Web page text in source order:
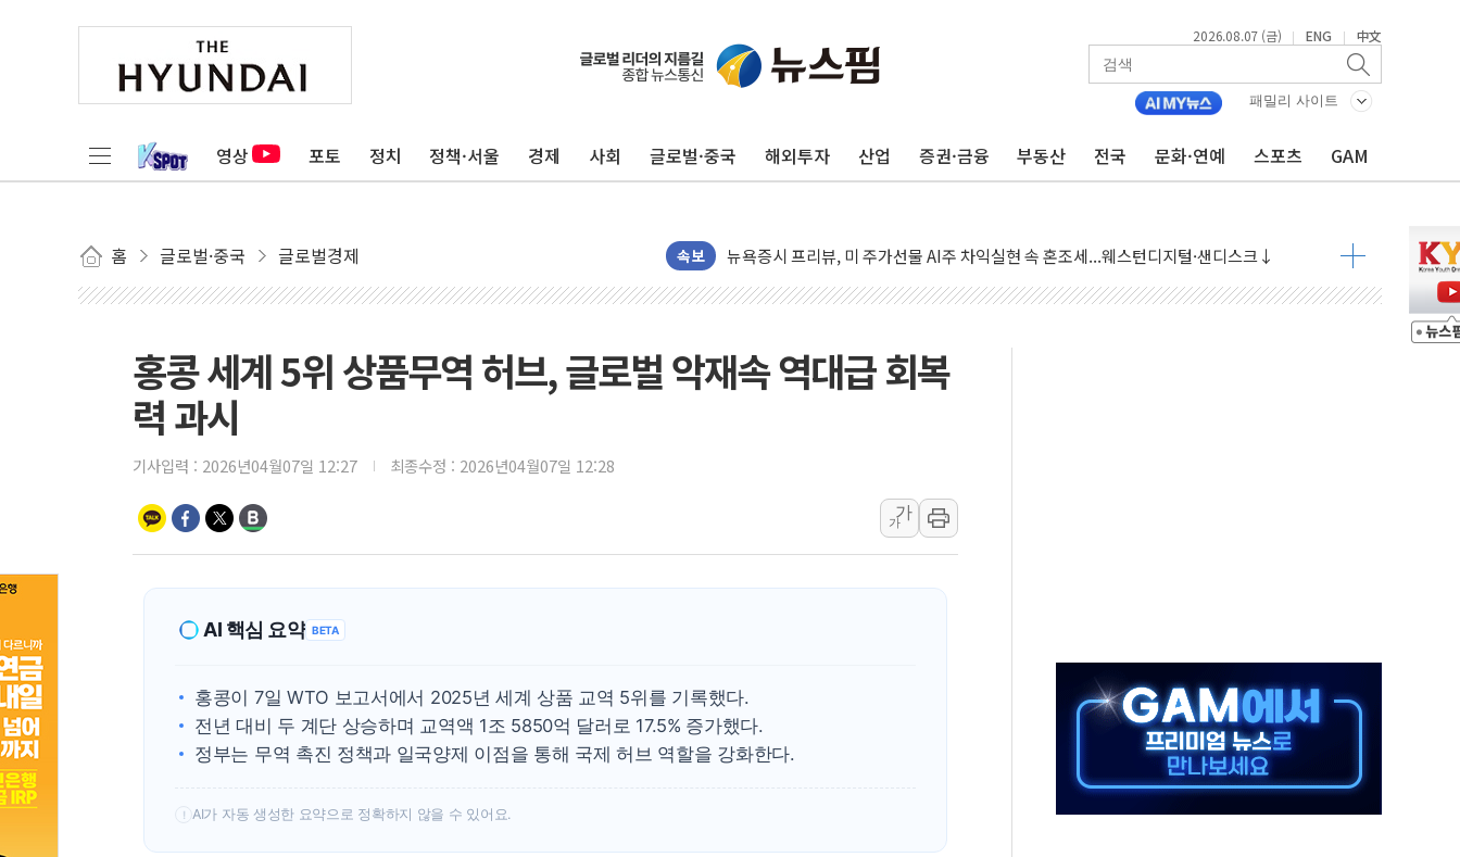
2026.08.07 (금) | ENG | 中文
패밀리 사이트
영상 포토 정치 정책·서울 경제 사회 글로벌·중국 해외투자 산업 증권·금융 부동산 전국 문화·연예 스포츠 GAM
홈 글로벌·중국 글로벌경제 속보
유럽증시, 견조한 실적 소화하며 대부분 상승… "2분기 기업 순이익 21% 증가" 전망
리투아니아 국방 "러, 우크라 드론으로 나토 회원국 공격 검토… 거짓 깃발 작전"
뉴욕증시 개장 전 특징주...모더나·아이온큐·도어대시↑ VS 샌디스크·피그마·앱러빈↓
청와대, 북한 단거리 탄도미사일 발사에 긴급 안보 점검회의
금값 7주 만에 최고…美 고용 둔화·호르무즈 재개방 기대에 강세
러, 1인칭시점 드론으로 우크라 민간인 '사파리' 공격… 시민들 공포감 극대화 전략
[베트남 증시] 지수 하락 속 'DGC' 임시 주총 기대감에 홀로 상한가…마진 잔액은 사상 최고
해군 1함대 창설 80주년…지역과 함께하는 '선봉'의 대민 봉사
[3보] 북, 원산서 동해로 단거리 탄도미사일 1발 발사… 올해 10번째·42일 만 도발
우크라 드론 전술, 중남미 콜롬비아에 새 안보 위기… 반군·마약카르텔이 습득해 전투 활용
구미 폐염산처리업체서 불 2시간30여분만에 진화...외국인 노동자 숨져
홍콩 세계 5위 상품무역 허브, 글로벌 악재속 역대급 회복
력 과시
기사입력 : 2026년04월07일 12:27 최종수정 : 2026년04월07일 12:28
가
가
AI 핵심 요약 BETA
홍콩이 7일 WTO 보고서에서 2025년 세계 상품 교역 5위를 기록했다.
전년 대비 두 계단 상승하며 교역액 1조 5850억 달러로 17.5% 증가했다.
정부는 무역 촉진 정책과 일국양제 이점을 통해 국제 허브 역할을 강화한다.
! AI가 자동 생성한 요약으로 정확하지 않을 수 있어요.